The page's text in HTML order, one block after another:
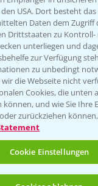
30-20220
Sie
USA. Dort besteht das
Daten dem Zugriff
Drittstaaten zu Kontroll-
unterliegen und
zur Verfügung
zu unbedingt
die Webseite nicht
Cookies, die unten
und wie Sie Ihre
zurückziehen
Cookie Einstellungen